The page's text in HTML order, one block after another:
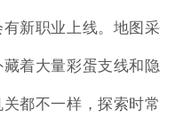
新职业上线。地图采
着大量彩蛋支线和隐
都不一样，探索时常